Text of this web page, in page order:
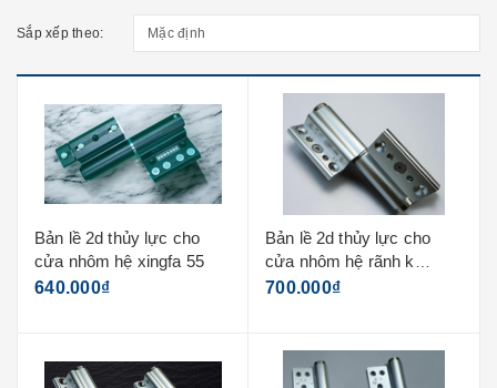
Sắp xếp theo:
Bản lề 2d thủy lực cho
cửa nhôm hệ xingfa 55
640.000₫
Bản lề 2d thủy lực cho
cửa nhôm hệ rãnh k
23mm
700.000₫